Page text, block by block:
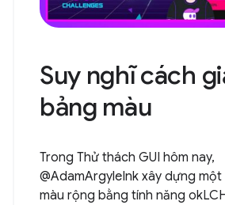
Suy nghĩ cách
bảng màu
Trong Thử thách GUI hôm nay,
@AdamArgyleInk xây dựng
màu rộng bằng tính năng